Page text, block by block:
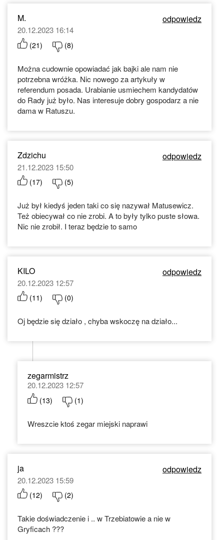
M. odpowiedz
20.12.2023 16:14
(21) (8)
Można cudownie opowiadać jak bajki ale nam nie
potrzebna wróżka. Nic nowego za artykuły w
referendum posada. Urabianie usmiechem kandydatów
do Rady już było. Nas interesuje dobry gospodarz a nie
dama w Ratuszu.
Zdzichu odpowiedz
21.12.2023 15:50
(17) (5)
Już był kiedyś jeden taki co się nazywał Matusewicz.
Też obiecywał co nie zrobi. A to były tylko puste słowa.
Nic nie zrobił. I teraz będzie to samo
KILO odpowiedz
20.12.2023 12:57
(11) (0)
Oj będzie się działo , chyba wskoczę na działo...
zegarmistrz
20.12.2023 12:57
(13) (1)
Wreszcie ktoś zegar miejski naprawi
ja odpowiedz
20.12.2023 15:59
(12) (2)
Takie doświadczenie i .. w Trzebiatowie a nie w
Gryficach ???